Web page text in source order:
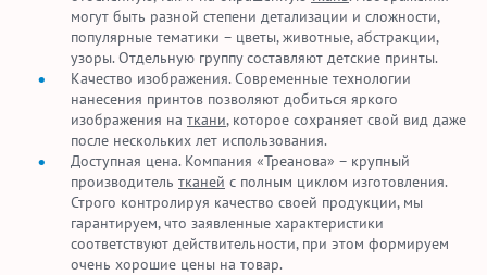
могут быть разной степени детализации и сложности,
популярные тематики – цветы, животные, абстракции,
узоры. Отдельную группу составляют детские принты.
Качество изображения. Современные технологии
нанесения принтов позволяют добиться яркого
изображения на ткани, которое сохраняет свой вид даже
после нескольких лет использования.
Доступная цена. Компания «Треанова» – крупный
производитель тканей с полным циклом изготовления.
Строго контролируя качество своей продукции, мы
гарантируем, что заявленные характеристики
соответствуют действительности, при этом формируем
очень хорошие цены на товар.